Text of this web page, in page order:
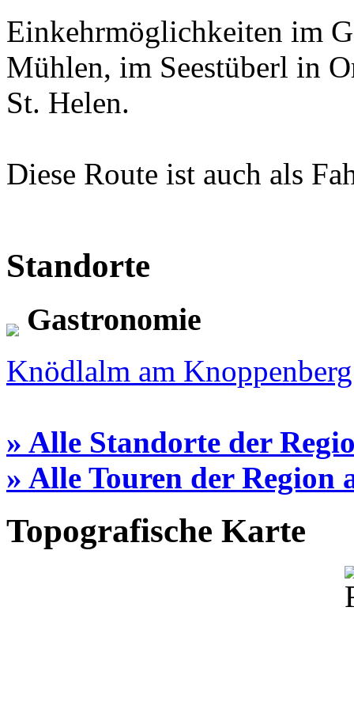
Einkehrmöglichkeiten im
Mühlen, im Seestüberl in
St. Helen.
Diese Route ist auch als
Standorte
Gastronomie
Knödlalm am Knoppenberg
» Alle Standorte der
» Alle Touren der Region
Topografische Karte